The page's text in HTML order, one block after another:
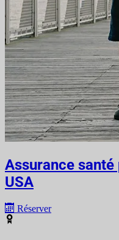
Assurance
USA
Réserver